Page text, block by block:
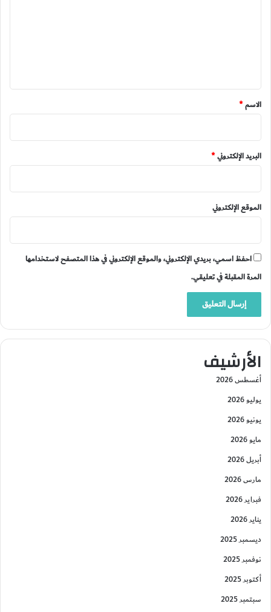
*
الاسم*
البريد الإلكتروني*
الموقع الإلكتروني
احفظ اسمي، بريدي الإلكتروني، والموقع الإلكتروني في هذا المتصفح لاستخدامها
المرة المقبلة في تعليقي.
الأرشيف
أغسطس 2026
يوليو 2026
يونيو 2026
مايو 2026
أبريل 2026
مارس 2026
فبراير 2026
يناير 2026
ديسمبر 2025
نوفمبر 2025
أكتوبر 2025
سبتمبر 2025